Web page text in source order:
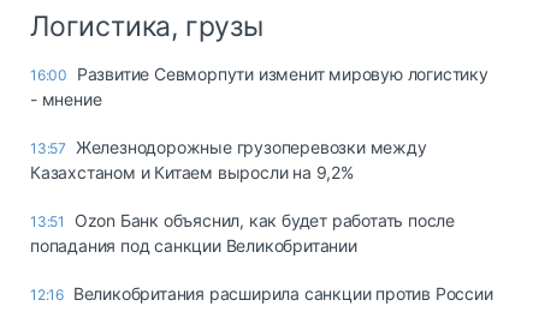
Логистика, грузы
16:00
Развитие Севморпути изменит мировую логистику
- мнение
13:57
Железнодорожные грузоперевозки между
Казахстаном и Китаем выросли на 9,2%
13:51
Ozon Банк объяснил, как будет работать после
попадания под санкции Великобритании
12:16 Великобритания расширила санкции против России